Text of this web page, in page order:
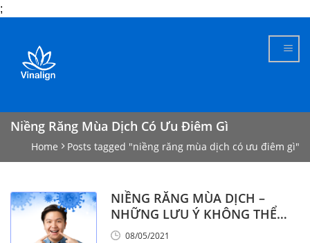
;
content
Niềng Răng Mùa Dịch Có Ưu Điêm Gì
Home Posts tagged "niềng răng mùa dịch có ưu điêm gì"
NIỀNG RĂNG MÙA DỊCH –
NHỮNG LƯU Ý KHÔNG THỂ
KHÔNG BIẾT!
08/05/2021